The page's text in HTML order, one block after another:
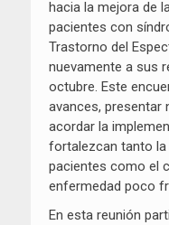
hacia la mejora de
pacientes con
Trastorno del
nuevamente a sus
octubre. Este
avances, presentar
acordar la
fortalezcan tanto la
pacientes como el
enfermedad poco
En esta reunión